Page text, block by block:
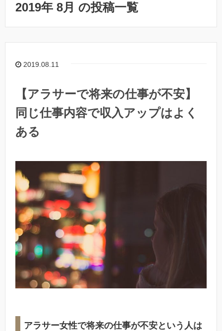
2019年 8月 の投稿一覧
2019.08.11
【アラサーで将来の仕事が不安】
同じ仕事内容で収入アップはよく
ある
アラサー女性で将来の仕事が不安という人は